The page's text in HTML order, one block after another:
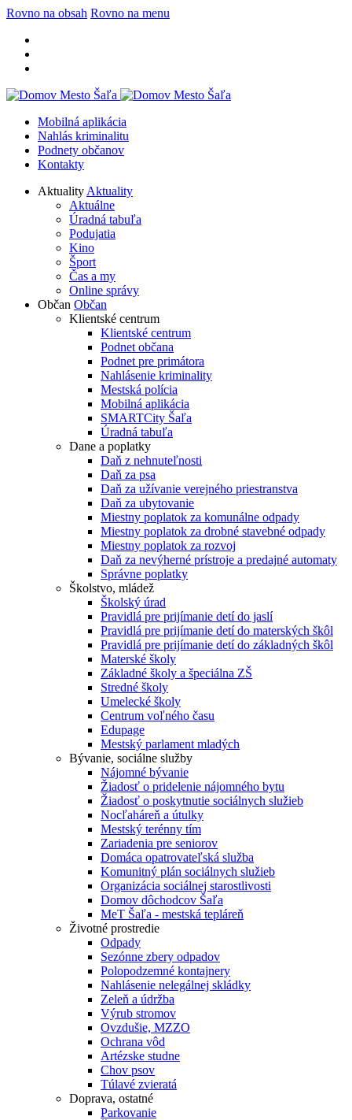
Rovno na obsah Rovno na menu
Mobilná aplikácia
Nahlás kriminalitu
Podnety občanov
Kontakty
Aktuality Aktuality
Aktuálne
Úradná tabuľa
Podujatia
Kino
Šport
Čas a my
Online správy
Občan Občan
Klientské centrum
Klientské centrum
Podnet občana
Podnet pre primátora
Nahlásenie kriminality
Mestská polícia
Mobilná aplikácia
SMARTCity Šaľa
Úradná tabuľa
Dane a poplatky
Daň z nehnuteľnosti
Daň za psa
Daň za užívanie verejného priestranstva
Daň za ubytovanie
Miestny poplatok za komunálne odpady
Miestny poplatok za drobné stavebné odpady
Miestny poplatok za rozvoj
Daň za nevýherné prístroje a predajné automaty
Správne poplatky
Školstvo, mládež
Školský úrad
Pravidlá pre prijímanie detí do jaslí
Pravidlá pre prijímanie detí do materských škôl
Pravidlá pre prijímanie detí do základných škôl
Materské školy
Základné školy a špeciálna ZŠ
Stredné školy
Umelecké školy
Centrum voľného času
Edupage
Mestský parlament mladých
Bývanie, sociálne služby
Nájomné bývanie
Žiadosť o pridelenie nájomného bytu
Žiadosť o poskytnutie sociálnych služieb
Nocľaháreň a útulky
Mestský terénny tím
Zariadenia pre seniorov
Domáca opatrovateľská služba
Komunitný plán sociálnych služieb
Organizácia sociálnej starostlivosti
Domov dôchodcov Šaľa
MeT Šaľa - mestská tepláreň
Životné prostredie
Odpady
Sezónne zbery odpadov
Polopodzemné kontajnery
Nahlásenie nelegálnej skládky
Zeleň a údržba
Výrub stromov
Ovzdušie, MZZO
Ochrana vôd
Artézske studne
Chov psov
Túlavé zvieratá
Doprava, ostatné
Parkovanie